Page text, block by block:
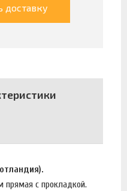
доставку
прямая с прокладкой.